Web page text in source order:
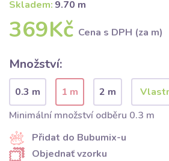
Skladem: 9.70 m
369Kč Cena s DPH (za m)
Množství:
0.3 m 1 m
2 m
Minimální množství odběru 0.3 m
Přidat do Bubumix-u
Objednať vzorku